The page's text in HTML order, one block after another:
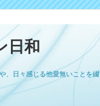
日和
、日々感じる他愛無いことを